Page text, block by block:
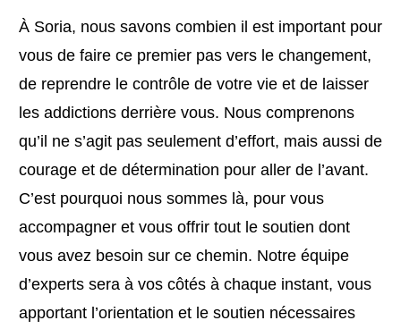
À Soria, nous savons combien il est important pour
vous de faire ce premier pas vers le changement,
de reprendre le contrôle de votre vie et de laisser
les addictions derrière vous. Nous comprenons
qu’il ne s’agit pas seulement d’effort, mais aussi de
courage et de détermination pour aller de l’avant.
C’est pourquoi nous sommes là, pour vous
accompagner et vous offrir tout le soutien dont
vous avez besoin sur ce chemin. Notre équipe
d’experts sera à vos côtés à chaque instant, vous
apportant l’orientation et le soutien nécessaires